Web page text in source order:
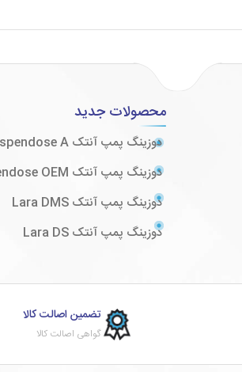
محصولات جدید
دوزینگ پمپ آنتک Aspendose A
دوزینگ پمپ آنتک Aspendose OEM
دوزینگ پمپ آنتک Lara DMS
دوزینگ پمپ آنتک Lara DS
تضمین اصالت کالا
گواهی اصالت کالا